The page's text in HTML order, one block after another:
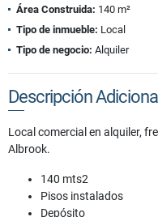
Área Construida: 140 m²
Tipo de inmueble: Local
Tipo de negocio: Alquiler
Descripción Adicional
Local comercial en alquiler,
Albrook.
140 mts2
Pisos instalados
Depósito